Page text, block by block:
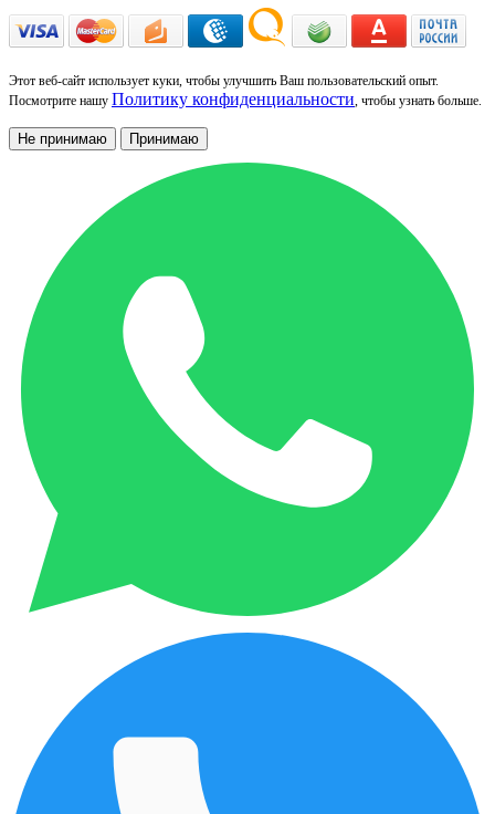
Этот веб-сайт использует куки, чтобы улучшить Ваш пользовательский опыт.
Посмотрите нашу Политику конфиденциальности, чтобы узнать больше.
Не принимаю Принимаю